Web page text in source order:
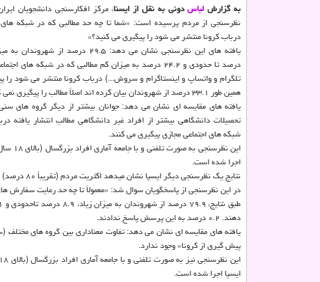
به گزارش لباسدونی به نقل از ایسنا، مركز افكارسنجی دانشجویان
نظرسنجی از مردم پرسیده است: «شما تا چه حد مطالبی كه در شبكه های
درباب كرونا منتشر می شود را پیگیری می كنید؟»
درصد تا حدودی و ۲۴.۲ درصد به میزان كم مطالبی كه در شبكه های
تلگرام و واتساپ و اینستاگرام و سروش...) درباب كرونا منتشر می شود را
همین طور ۳۳.۱ درصد از شهروندان بیان كرده اند اصلاً مطالب را پیگیری نمی كنند.
یافته های مقایسه ای نشان می دهد: جوانان بیشتر از دیگر گروه های
تحصیلات دانشگاهی بیشتر از افراد غیر دانشگاهی مطالب انتشار یافته
شبكه های اجتماعی مجازی پیگیری می كنند.
اجرا شده است.
نتایج یك نظرسنجی دیگر ایسپا نشان میدهد اكثریت مردم (تقریباً ۸۰ درصد) رعایت سفارش های بهداشتی برای پیش گیری از شیوع ویروس كرونا را به اطرافیان متذكر می شوند.
در این نظرسنجی از پاسخگویان سوال شد: «معمولاً تا چه حد رعایت سفارش
دهند. ۰.۲ درصد به این پرسش پاسخ ندادند.
یافته های مقایسه ای نشان می دهد: تفاوت معناداری بین گروه های مختلف
پیش گیری از كرونا» وجود ندارد.
ایسپا اجرا شده است.